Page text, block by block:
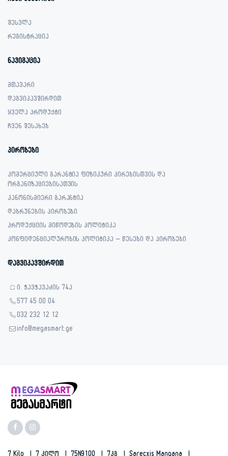
შესვლა
რეგისტრაცია
ნავიგაცია
მთავარი
დაგვიკავშირდით
ყველა პროდუქტი
ჩვენ შესახებ
პირობები
კომერციული გარანტია ფიზიკური პირებისთვის და
ორგანიზაციებისათვის
კანონისმიერი გარანტია
დაბრუნების პირობები
პროდუქციის მიწოდების პოლიტიკა
კონფიდენციალურობის პოლიტიკა – წესები და პირობები
დაგვიკავშირდით
ი. ჭავჭავაძის 74ა
577 45 00 04
032 232 12 12
info@megasmart.ge